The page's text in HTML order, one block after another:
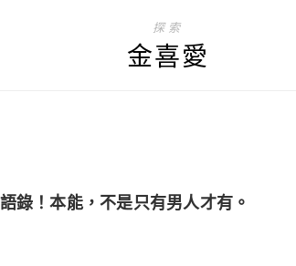
探索
金喜愛
錄！本能，不是只有男人才有。